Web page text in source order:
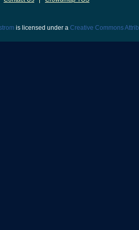
is licensed under a Creative Commons